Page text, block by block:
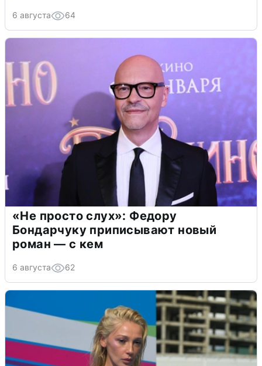
6 августа 64
«Не просто слух»: Федору
Бондарчуку приписывают новый
роман — с кем
6 августа 62